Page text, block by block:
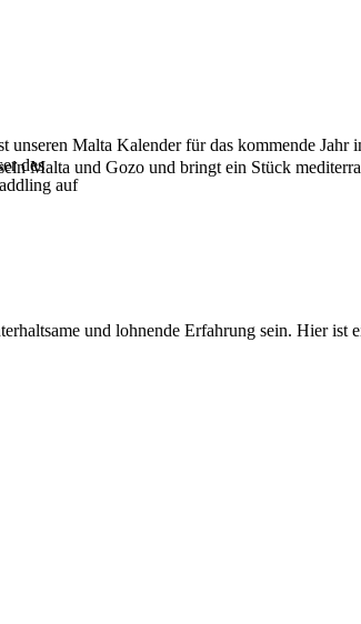
des
auf
unseren Malta Kalender für das kommende Jahr
Malta und Gozo und bringt ein Stück
und lohnende Erfahrung sein. Hier